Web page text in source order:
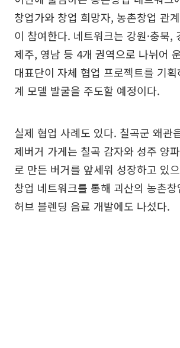
창업가와 창업 희망자, 농촌창업 관
이 참여한다. 네트워크는 강원·충북,
제주, 영남 등 4개 권역으로 나뉘어
대표단이 자체 협업 프로젝트를 기
계 모델 발굴을 주도할 예정이다.
실제 협업 사례도 있다. 칠곡군 왜관
제버거 가게는 칠곡 감자와 성주 양
로 만든 버거를 앞세워 성장하고 있
창업 네트워크를 통해 괴산의 농촌
허브 블렌딩 음료 개발에도 나섰다.